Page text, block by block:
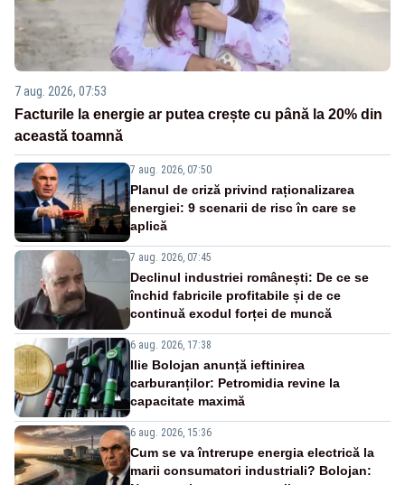
7 aug. 2026, 07:53
Facturile la energie ar putea crește cu până la 20% din
această toamnă
7 aug. 2026, 07:50
Planul de criză privind raționalizarea
energiei: 9 scenarii de risc în care se
aplică
7 aug. 2026, 07:45
Declinul industriei românești: De ce se
închid fabricile profitabile și de ce
continuă exodul forței de muncă
6 aug. 2026, 17:38
Ilie Bolojan anunță ieftinirea
carburanților: Petromidia revine la
capacitate maximă
6 aug. 2026, 15:36
Cum se va întrerupe energia electrică la
marii consumatori industriali? Bolojan: